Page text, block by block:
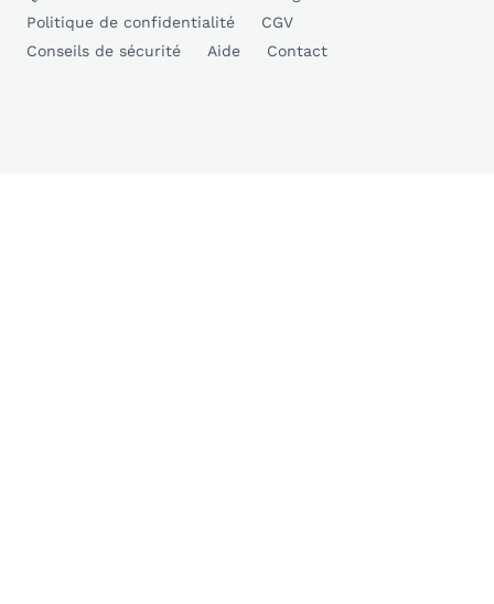
Politique de confidentialité
CGV
Conseils de sécurité
Aide Contact